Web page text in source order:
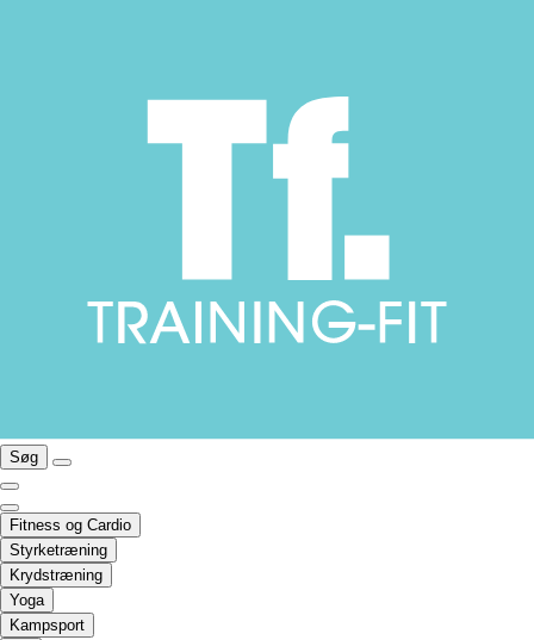
Søg
Fitness og Cardio
Styrketræning
Krydstræning
Yoga
Kampsport